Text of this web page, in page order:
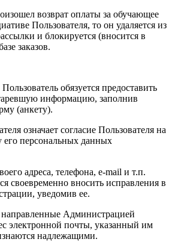
возврат оплаты за обучающее
Пользователя, то он удаляется из
и блокируется (вносится в
заказов.
обязуется предоставить
информацию, заполнив
(анкету).
означает согласие Пользователя на
его персональных данных
адреса, телефона, e-mail и т.п.
своевременно вносить исправления в
уведомив ее.
Администрацией
электронной почты, указанный им
надлежащими.